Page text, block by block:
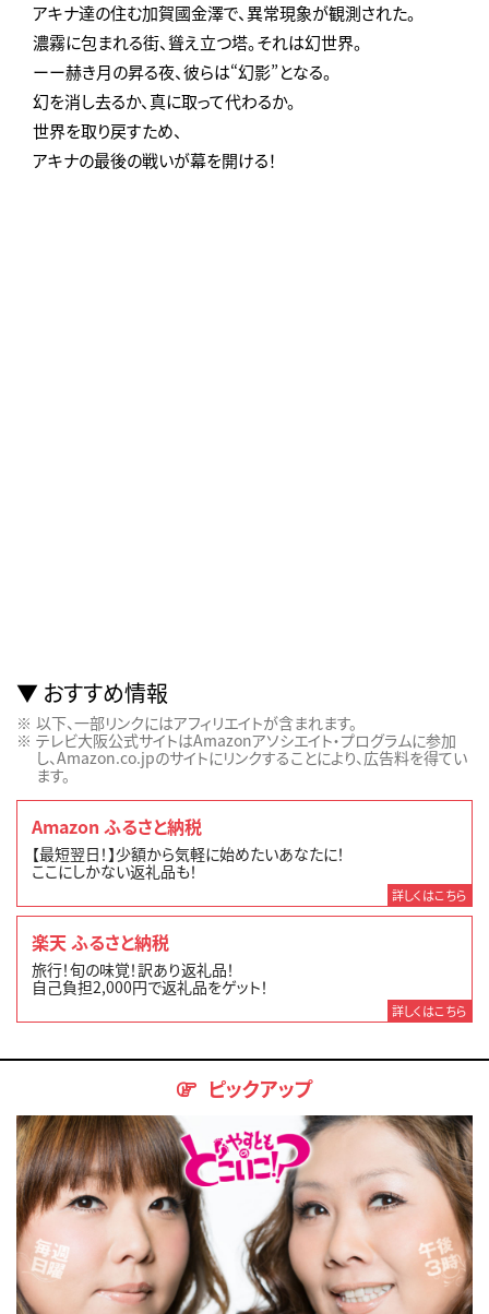
アキナ達の住む加賀國金澤で、異常現象が観測された。
濃霧に包まれる街、聳え立つ塔。それは幻世界。
ーー赫き月の昇る夜、彼らは“幻影”となる。
幻を消し去るか、真に取って代わるか。
世界を取り戻すため、
アキナの最後の戦いが幕を開ける！
おすすめ情報
以下、一部リンクにはアフィリエイトが含まれます。
テレビ大阪公式サイトはAmazonアソシエイト・プログラムに参加
し、Amazon.co.jpのサイトにリンクすることにより、広告料を得てい
ます。
Amazon ふるさと納税
【最短翌日！】少額から気軽に始めたいあなたに！
ここにしかない返礼品も！
詳しくはこちら
楽天 ふるさと納税
旅行！旬の味覚！訳あり返礼品！
自己負担2,000円で返礼品をゲット！
詳しくはこちら
ピックアップ